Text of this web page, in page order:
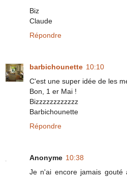
Biz
Claude
Répondre
barbichounette 10:10
C'est une super idée de les
Bon, 1 er Mai !
Bizzzzzzzzzzzz
Barbichounette
Répondre
Anonyme 10:38
Je n'ai encore jamais gouté